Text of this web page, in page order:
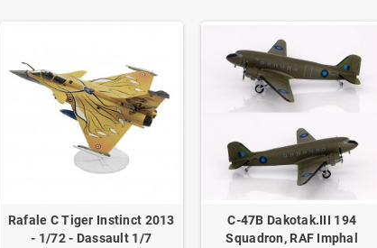
Rafale C Tiger Instinct 2013
- 1/72 - Dassault 1/7
C-47B Dakotak.III 194
Squadron, RAF Imphal